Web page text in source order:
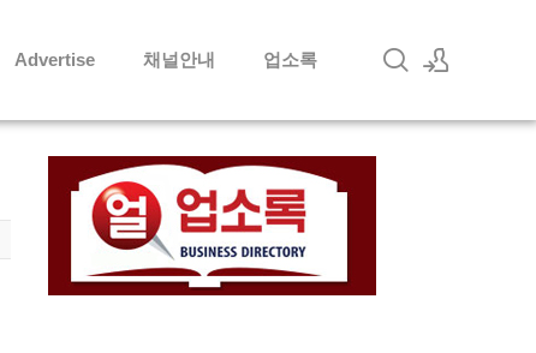
로그인
회원가입
Advertise 채널안내 업소록